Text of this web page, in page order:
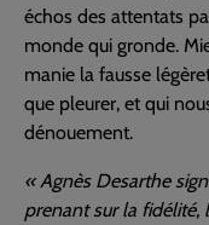
échos des attentats
monde qui gronde.
manie la fausse
que pleurer, et qui
dénouement.
« Agnès Desarthe
prenant sur la fidélité,